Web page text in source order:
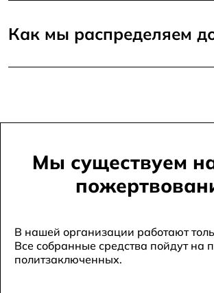
Как мы распределяем
Мы существуем
В нашей организации работают
Все собранные средства пойдут на
политзаключенных.